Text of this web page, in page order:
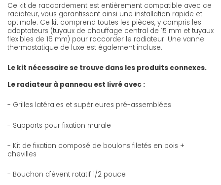
Ce kit de raccordement est entièrement compatible avec ce
radiateur, vous garantissant ainsi une installation rapide et
optimale. Ce kit comprend toutes les pièces, y compris les
adaptateurs (tuyaux de chauffage central de 15 mm et tuyaux
flexibles de 16 mm) pour raccorder le radiateur. Une vanne
thermostatique de luxe est également incluse.
Le kit nécessaire se trouve dans les produits connexes.
Le radiateur à panneau est livré avec :
- Grilles latérales et supérieures pré-assemblées
- Supports pour fixation murale
- Kit de fixation composé de boulons filetés en bois +
chevilles
- Bouchon d'évent rotatif 1/2 pouce